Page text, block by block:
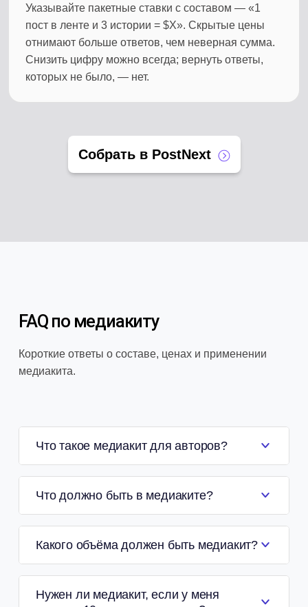
Указывайте пакетные ставки с составом — «1
пост в ленте и 3 истории = $X». Скрытые цены
отнимают больше ответов, чем неверная сумма.
Снизить цифру можно всегда; вернуть ответы,
которых не было, — нет.
Собрать в PostNext
FAQ по медиакиту
Короткие ответы о составе, ценах и применении
медиакита.
Что такое медиакит для авторов?
Что должно быть в медиаките?
Какого объёма должен быть медиакит?
Нужен ли медиакит, если у меня